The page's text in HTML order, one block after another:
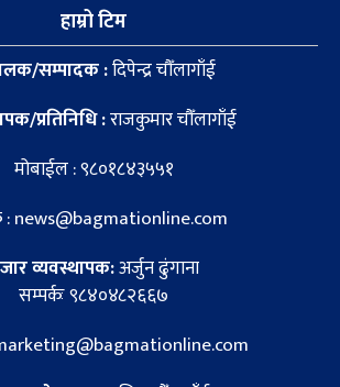
हाम्रो टिम
सम्पादक :दिपेन्द्र चौँलागाँई
प्रतिनिधि :राजकुमार चौँलागाँई
मोबाईल : ९८०१८४३५५१
: news@bagmationline.com
व्यवस्थापक:अर्जुन ढुंगाना
सम्पर्कः ९८४०४८२६६७